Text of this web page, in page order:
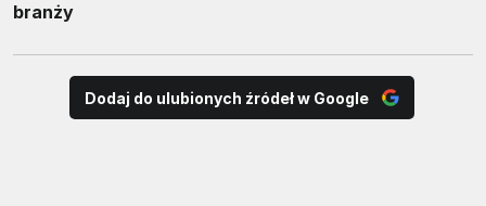
branży
Dodaj do ulubionych źródeł w Google